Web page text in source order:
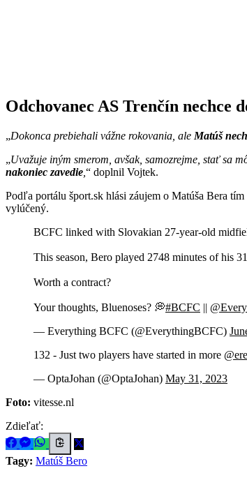
Odchovanec AS Trenčín nechce
Dokonca prebiehali vážne rokovania, ale Matúš
Uvažuje iným smerom, avšak, samozrejme, stať sa
nakoniec zavedie
doplnil Vojtek.
Podľa portálu šport.sk hlási záujem o Matúša Bera
vylúčený.
BCFC linked with Slovakian 27-year-old
This season, Bero played 2748 minutes of his
Worth a contract?
Your thoughts, Bluenoses? 💭#BCFC ||
— Everything BCFC (@EverythingBCFC)
132 - Just two players have started in more
— OptaJohan (@OptaJohan) May 31, 2023
Foto: vitesse.nl
Zdieľať:
Tagy: Matúš Bero